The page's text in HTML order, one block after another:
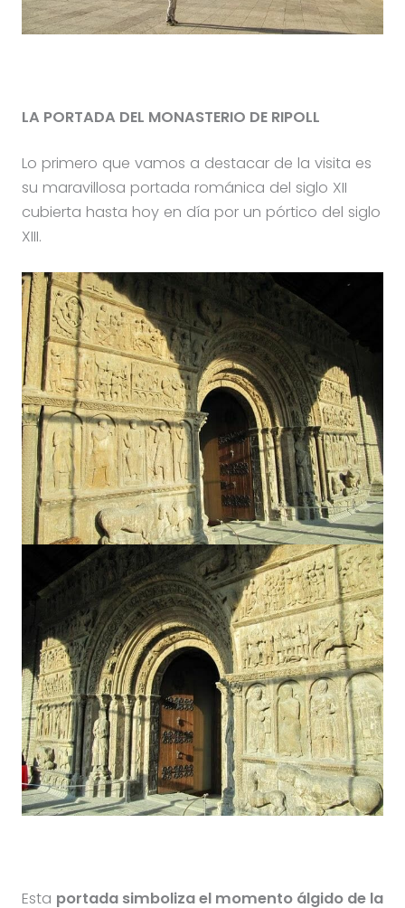
LA PORTADA DEL MONASTERIO DE RIPOLL
Lo primero que vamos a destacar de la visita es
su maravillosa portada románica del siglo XII
cubierta hasta hoy en día por un pórtico del siglo
XIII.
Esta portada simboliza el momento álgido de la